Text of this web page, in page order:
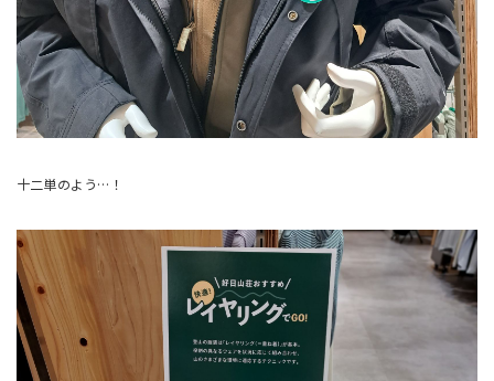
十二単のよう…！